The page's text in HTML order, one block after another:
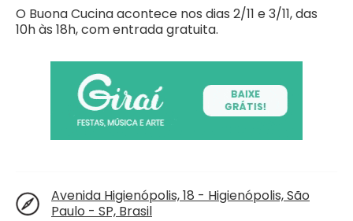
O Buona Cucina acontece nos dias 2/11 e 3/11, das
10h às 18h, com entrada gratuita.
Avenida Higienópolis, 18 - Higienópolis, São
Paulo - SP, Brasil